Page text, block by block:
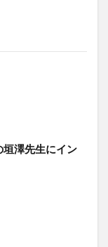
垣澤先生にイン